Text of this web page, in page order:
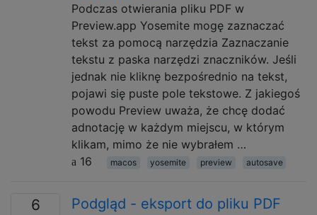
Podczas otwierania pliku PDF w
Preview.app Yosemite mogę zaznaczać
tekst za pomocą narzędzia Zaznaczanie
tekstu z paska narzędzi znaczników. Jeśli
jednak nie kliknę bezpośrednio na tekst,
pojawi się puste pole tekstowe. Z jakiegoś
powodu Preview uważa, że ​​chcę dodać
adnotację w każdym miejscu, w którym
klikam, mimo że nie wybrałem …
16
macos yosemite preview autosave
6
Podgląd - eksport do pliku PDF